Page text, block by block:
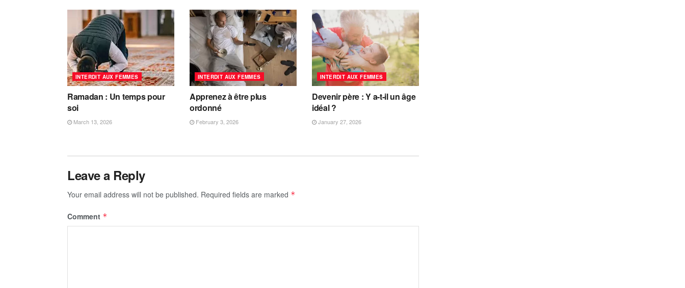
INTERDIT AUX FEMMES
Ramadan : Un temps pour
soi
March 13, 2026
INTERDIT AUX FEMMES
Apprenez à être plus
ordonné
February 3, 2026
INTERDIT AUX FEMMES
Devenir père : Y a-t-il un âge
idéal ?
January 27, 2026
Leave a Reply
Your email address will not be published. Required fields are marked *
Comment *